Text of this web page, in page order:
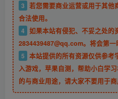
3 若您需要商业运营或用于其他
合法使用。
4 如果本站有侵犯、不妥之处的
2834439487@qq.com。将会第一
5 本站提供的所有资源仅供参考
入游戏，苹果自测，帮助小白学
的与商业用途，请大家不要用于商